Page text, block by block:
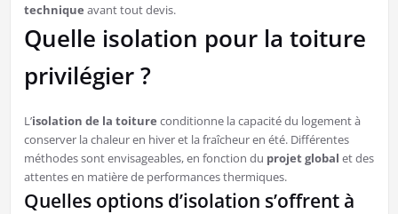
technique avant tout devis.
Quelle isolation pour la toiture
privilégier ?
L’isolation de la toiture conditionne la capacité du logement à
conserver la chaleur en hiver et la fraîcheur en été. Différentes
méthodes sont envisageables, en fonction du projet global et des
attentes en matière de performances thermiques.
Quelles options d’isolation s’offrent à